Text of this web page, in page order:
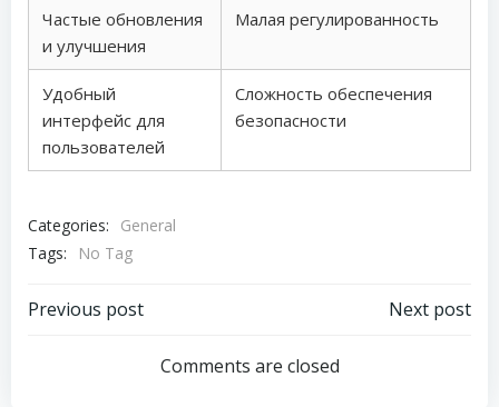
Частые обновления
и улучшения
Малая регулированность
Удобный
интерфейс для
пользователей
Сложность обеспечения
безопасности
Categories:
General
Tags:
No Tag
Post
navigation
Previous post
navigation
Next post
Comments are closed